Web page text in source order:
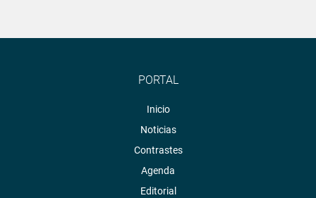
PORTAL
Inicio
Noticias
Contrastes
Agenda
Editorial